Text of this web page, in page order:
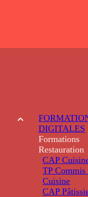
DIGITALES
Formations
Restauration
CAP
TP Commis
Cuisine
CAP